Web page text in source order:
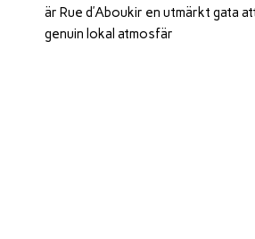
är Rue d’Aboukir en utmärkt gata
genuin lokal atmosfär